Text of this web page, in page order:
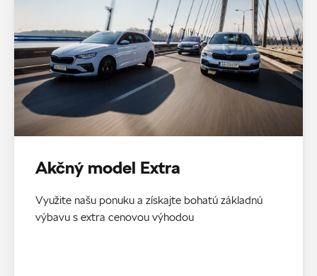
Akčný model Extra
Využite našu ponuku a získajte bohatú základnú
výbavu s extra cenovou výhodou